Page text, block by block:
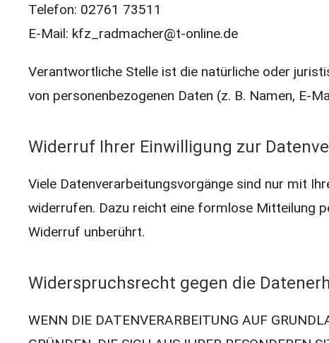
Telefon: 02761 73511
E-Mail: kfz_radmacher@t-online.de
Verantwortliche Stelle ist die natürliche oder
von personenbezogenen Daten (z. B. Namen, E-
Widerruf Ihrer Einwilligung zur
Viele Datenverarbeitungsvorgänge sind nur mit
widerrufen. Dazu reicht eine formlose Mitteilung
Widerruf unberührt.
Widerspruchsrecht gegen die
WENN DIE DATENVERARBEITUNG AUF